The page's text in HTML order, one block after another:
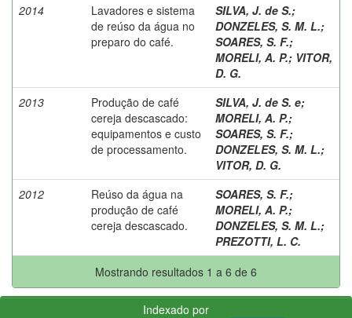
2014
Lavadores e sistema
de reúso da água no
preparo do café.
SILVA, J. de S.;
DONZELES, S. M. L.;
SOARES, S. F.;
MORELI, A. P.; VITOR,
D. G.
2013
Produção de café
cereja descascado:
equipamentos e custo
de processamento.
SILVA, J. de S. e;
MORELI, A. P.;
SOARES, S. F.;
DONZELES, S. M. L.;
VITOR, D. G.
2012
Reúso da água na
produção de café
cereja descascado.
SOARES, S. F.;
MORELI, A. P.;
DONZELES, S. M. L.;
PREZOTTI, L. C.
Mostrando resultados 1 a 6 de 6
Indexado por